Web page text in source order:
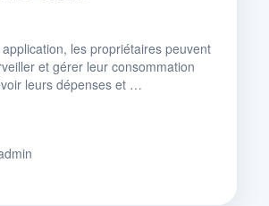
les propriétaires peuvent
et gérer leur consommation
leurs dépenses et …